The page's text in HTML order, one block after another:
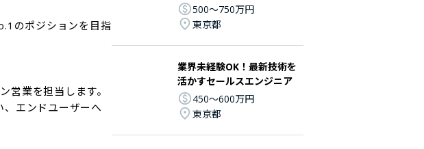
のポジションを目指
営業を担当します。
エンドユーザーへ
500〜750万円
東京都
業界未経験OK！最新技術を
活かすセールスエンジニア
450〜600万円
東京都